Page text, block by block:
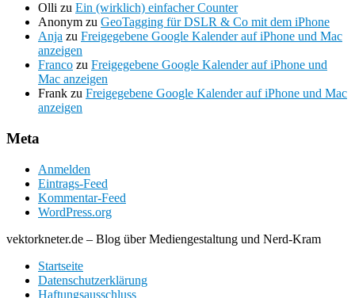
Olli zu Ein (wirklich) einfacher Counter
Anonym zu GeoTagging für DSLR & Co mit dem iPhone
Anja zu Freigegebene Google Kalender auf iPhone und Mac
anzeigen
Franco zu Freigegebene Google Kalender auf iPhone und
Mac anzeigen
Frank zu Freigegebene Google Kalender auf iPhone und Mac
anzeigen
Meta
Anmelden
Eintrags-Feed
Kommentar-Feed
WordPress.org
vektorkneter.de – Blog über Mediengestaltung und Nerd-Kram
Startseite
Datenschutzerklärung
Haftungsausschluss